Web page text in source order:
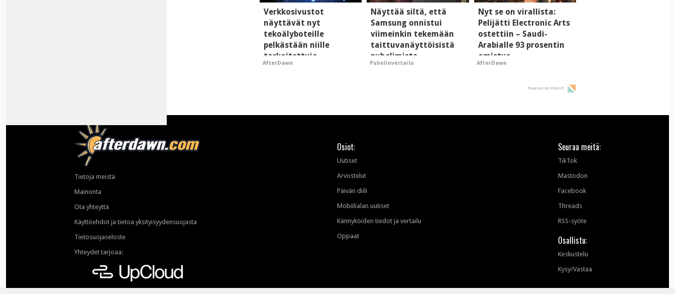
Verkkosivustot
näyttävät nyt
tekoälyboteille
pelkästään niille
tarkoitettuja
mainoksia - vaikuttaa
AfterDawn
Näyttää siltä, että
Samsung onnistui
viimeinkin tekemään
taittuvanäyttöisistä
puhelimista
supersuosittuja
Puhelinvertailu
Nyt se on virallista:
Pelijätti Electronic Arts
ostettiin – Saudi-
Arabialle 93 prosentin
omistus
AfterDawn
Powered by HIGH.FI
Tietoja meistä
Mainonta
Ota yhteyttä
Käyttöehdot ja tietoa yksityisyydensuojasta
Tietosuojaseloste
Yhteydet tarjoaa:
Osiot:
Uutiset
Arvostelut
Päivän diili
Mobiilialan uutiset
Kännyköiden tiedot ja vertailu
Oppaat
Seuraa meitä:
TikTok
Mastodon
Facebook
Threads
RSS-syöte
Osallistu:
Keskustelu
Kysy/Vastaa